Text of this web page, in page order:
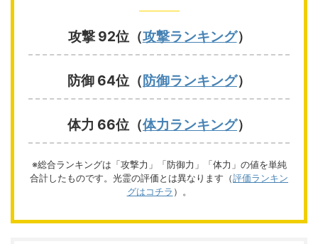
攻撃 92位（攻撃ランキング）
防御 64位（防御ランキング）
体力 66位（体力ランキング）
※総合ランキングは「攻撃力」「防御力」「体力」の値を単純
合計したものです。光霊の評価とは異なります（評価ランキン
グはコチラ ）。